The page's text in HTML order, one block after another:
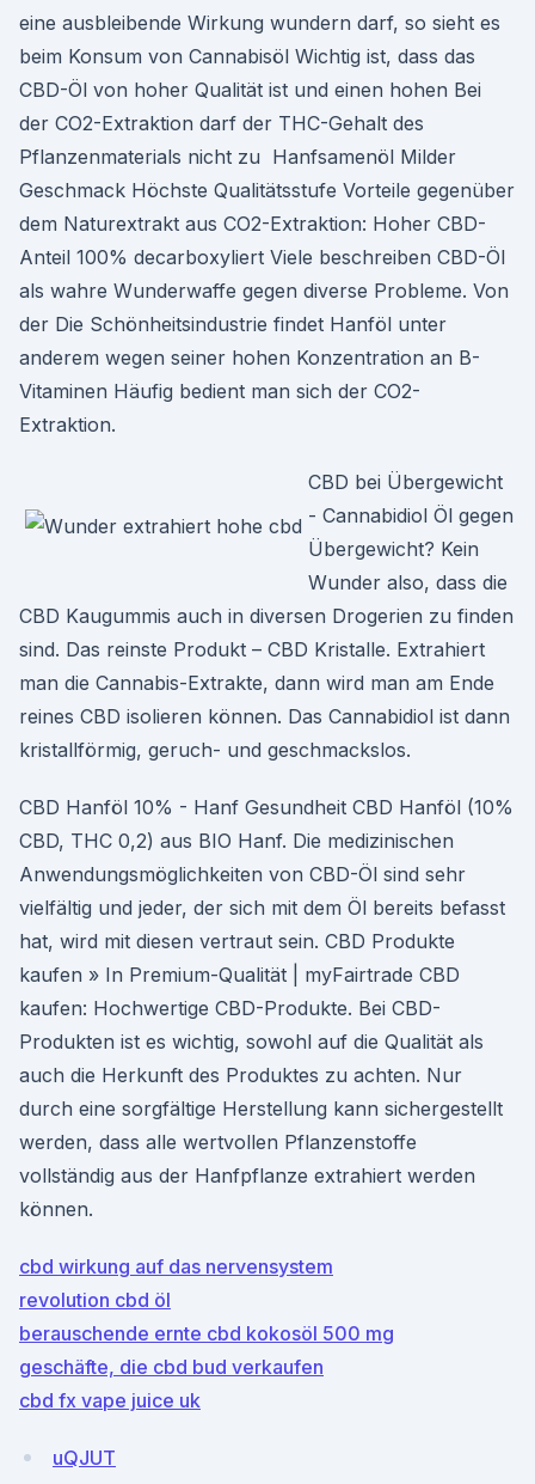
eine ausbleibende Wirkung wundern darf, so sieht es
beim Konsum von Cannabisöl Wichtig ist, dass das
CBD-Öl von hoher Qualität ist und einen hohen Bei
der CO2-Extraktion darf der THC-Gehalt des
Pflanzenmaterials nicht zu Hanfsamenöl Milder
Geschmack Höchste Qualitätsstufe Vorteile gegenüber
dem Naturextrakt aus CO2-Extraktion: Hoher CBD-
Anteil 100% decarboxyliert Viele beschreiben CBD-Öl
als wahre Wunderwaffe gegen diverse Probleme. Von
der Die Schönheitsindustrie findet Hanföl unter
anderem wegen seiner hohen Konzentration an B-
Vitaminen Häufig bedient man sich der CO2-
Extraktion.
CBD bei Übergewicht
- Cannabidiol Öl gegen
Übergewicht? Kein
Wunder also, dass die
CBD Kaugummis auch in diversen Drogerien zu finden
sind. Das reinste Produkt – CBD Kristalle. Extrahiert
man die Cannabis-Extrakte, dann wird man am Ende
reines CBD isolieren können. Das Cannabidiol ist dann
kristallförmig, geruch- und geschmackslos.
CBD Hanföl 10% - Hanf Gesundheit CBD Hanföl (10%
CBD, THC 0,2) aus BIO Hanf. Die medizinischen
Anwendungsmöglichkeiten von CBD-Öl sind sehr
vielfältig und jeder, der sich mit dem Öl bereits befasst
hat, wird mit diesen vertraut sein. CBD Produkte
kaufen » In Premium-Qualität | myFairtrade CBD
kaufen: Hochwertige CBD-Produkte. Bei CBD-
Produkten ist es wichtig, sowohl auf die Qualität als
auch die Herkunft des Produktes zu achten. Nur
durch eine sorgfältige Herstellung kann sichergestellt
werden, dass alle wertvollen Pflanzenstoffe
vollständig aus der Hanfpflanze extrahiert werden
können.
cbd wirkung auf das nervensystem
revolution cbd öl
berauschende ernte cbd kokosöl 500 mg
geschäfte, die cbd bud verkaufen
cbd fx vape juice uk
uQJUT